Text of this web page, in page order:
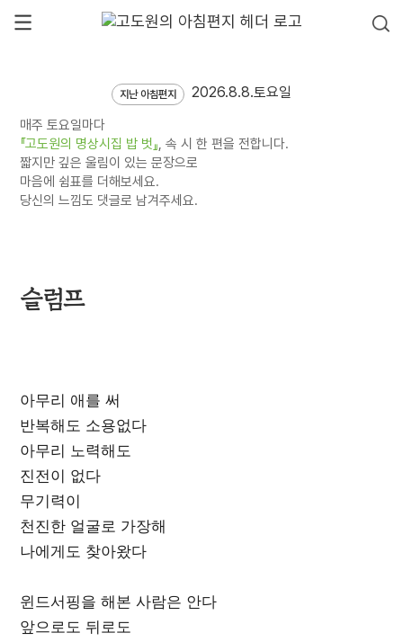
지난 아침편지 2026.8.8.토요일
매주 토요일마다
『고도원의 명상시집 밥 벗』, 속 시 한 편을 전합니다.
짧지만 깊은 울림이 있는 문장으로
마음에 쉼표를 더해보세요.
당신의 느낌도 댓글로 남겨주세요.
슬럼프
아무리 애를 써
반복해도 소용없다
아무리 노력해도
진전이 없다
무기력이
천진한 얼굴로 가장해
나에게도 찾아왔다
윈드서핑을 해본 사람은 안다
앞으로도 뒤로도